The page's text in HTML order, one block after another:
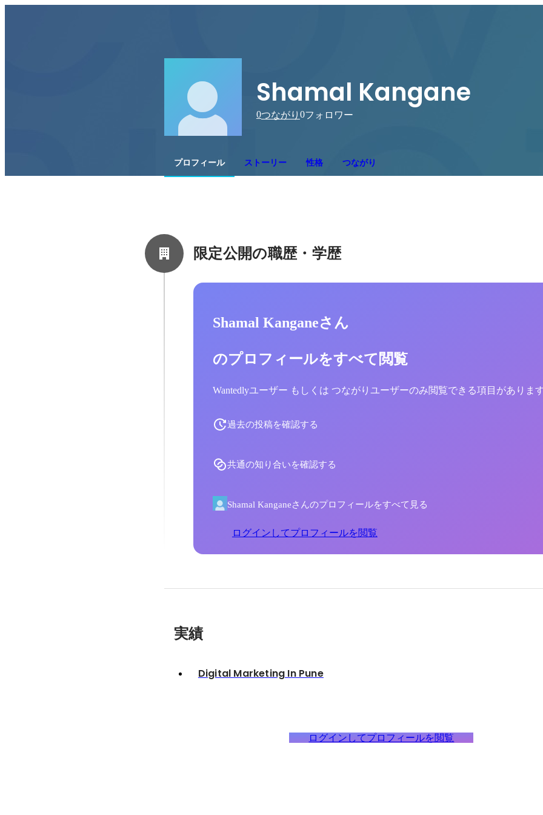
Shamal Kangane
0つながり 0フォロワー
プロフィール ストーリー 性格 つながり
限定公開の職歴・学歴
Shamal Kanganeさん
のプロフィールをすべて閲覧
Wantedlyユーザー もしくは つながりユーザーのみ閲覧できる項目がありま
過去の投稿を確認する
共通の知り合いを確認する
Shamal Kanganeさんのプロフィールをすべて見る
ログインしてプロフィールを閲覧
実績
Digital Marketing In Pune
ログインしてプロフィールを閲覧